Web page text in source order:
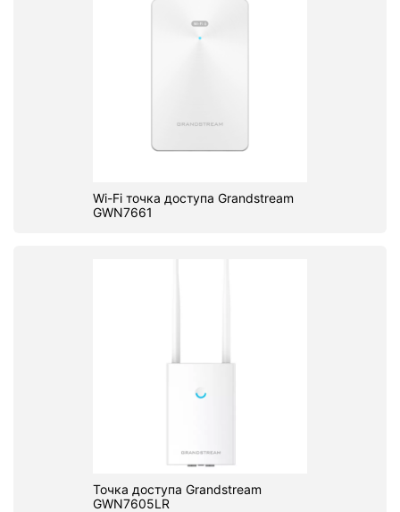
Wi-Fi точка доступа Grandstream
GWN7661
Точка доступа Grandstream
GWN7605LR